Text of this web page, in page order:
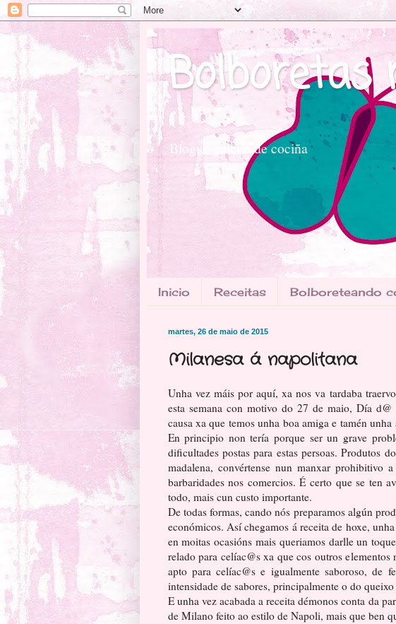
Bolboretas
Blogue galego de cociña
Inicio Receitas Bolboreteando
martes, 26 de maio de 2015
Milanesa á napolitana
Unha vez máis por aquí, xa nos va tardaba
esta semana con motivo do 27 de maio, Día
causa xa que temos unha boa amiga e tamén
En principio non tería porque ser un grave
dificultades postas para estas persoas. Produtos
madalena, convértense nun manxar prohibitivo
barbaridades nos comercios. É certo que se ten
todo, mais cun custo importante.
De todas formas, cando nós preparamos algún
económicos. Así chegamos á receita de hoxe,
en moitas ocasións mais queriamos darlle un
relado para celíac@s xa que cos outros
apto para celíac@s e igualmente saboroso, de
intensidade de sabores, principalmente o do
E unha vez acabada a receita démonos conta da
de Milano feito ao estilo de Napoli, mais que ben